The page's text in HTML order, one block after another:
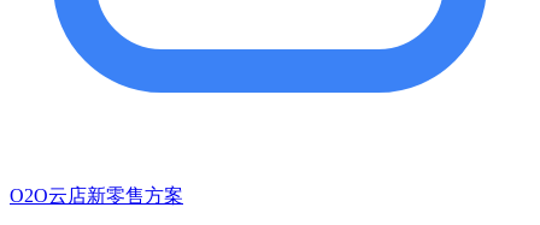
O2O云店新零售方案